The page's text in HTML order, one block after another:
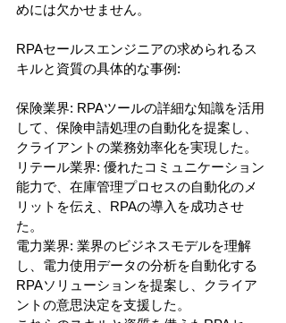
めには欠かせません。
RPAセールスエンジニアの求められるス
キルと資質の具体的な事例:
保険業界: RPAツールの詳細な知識を活用
して、保険申請処理の自動化を提案し、
クライアントの業務効率化を実現した。
リテール業界: 優れたコミュニケーション
能力で、在庫管理プロセスの自動化のメ
リットを伝え、RPAの導入を成功させ
た。
電力業界: 業界のビジネスモデルを理解
し、電力使用データの分析を自動化する
RPAソリューションを提案し、クライア
ントの意思決定を支援した。